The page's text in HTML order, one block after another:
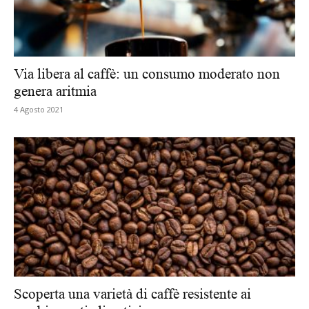
Via libera al caffè: un consumo moderato non
genera aritmia
4 Agosto 2021
Scoperta una varietà di caffè resistente ai